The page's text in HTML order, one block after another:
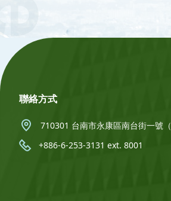
:::
聯絡方式
710301 台南市永康區南台街一號（
+886-6-253-3131 ext. 8001